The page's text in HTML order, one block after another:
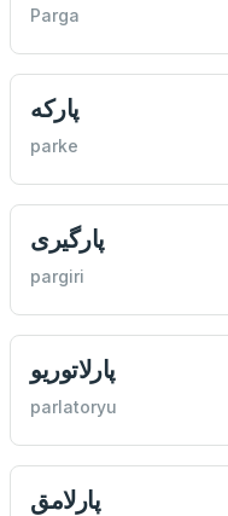
Parga
پاركه
parke
پارگیری
pargiri
پارلاتوريو
parlatoryu
پارلامق